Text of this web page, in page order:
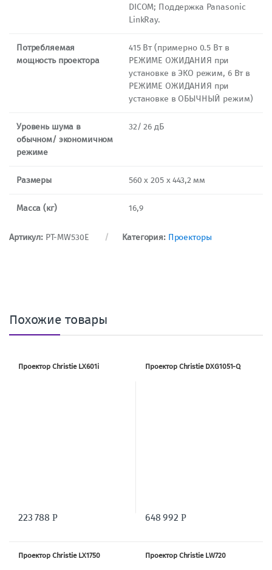
DICOM; Поддержка Panasonic
LinkRay.
Потребляемая
мощность проектора
415 Вт (примерно 0.5 Вт в
РЕЖИМЕ ОЖИДАНИЯ при
установке в ЭКО режим, 6 Вт в
РЕЖИМЕ ОЖИДАНИЯ при
установке в ОБЫЧНЫЙ режим)
Уровень шума в
обычном/ экономичном
режиме
32/ 26 дБ
Размеры 560 x 205 х 443,2 мм
Масса (кг) 16,9
Артикул: PT-MW530E Категория: Проекторы
Похожие товары
Проектор Christie LX601i
223 788 Р
Проектор Christie DXG1051-Q
648 992 Р
Проектор Christie LX1750 Проектор Christie LW720